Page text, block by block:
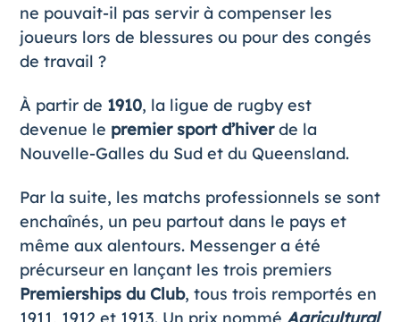
ne pouvait-il pas servir à compenser les
joueurs lors de blessures ou pour des congés
de travail ?
À partir de 1910, la ligue de rugby est
devenue le premier sport d’hiverde la
Nouvelle-Galles du Sud et du Queensland.
Par la suite, les matchs professionnels se sont
enchaînés, un peu partout dans le pays et
même aux alentours. Messenger a été
précurseur en lançant les trois premiers
Premierships du Club, tous trois remportés en